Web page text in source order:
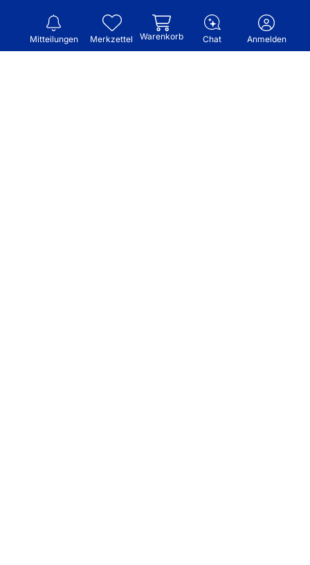
Mitteilungen Merkzettel Warenkorb Chat Anmelden